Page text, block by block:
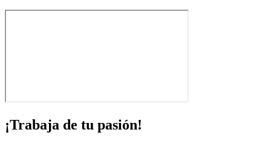
¡Trabaja de tu pasión!